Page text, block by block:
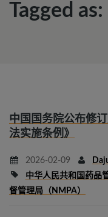
Tagged
中国国务院公布修
法实施条例》
2026-02-09
中华人民共和国药品
督管理局（NMPA）